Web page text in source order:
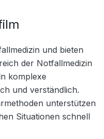
und bieten
der Notfallmedizin
komplexe
und verständlich.
unterstützen
Situationen schnell